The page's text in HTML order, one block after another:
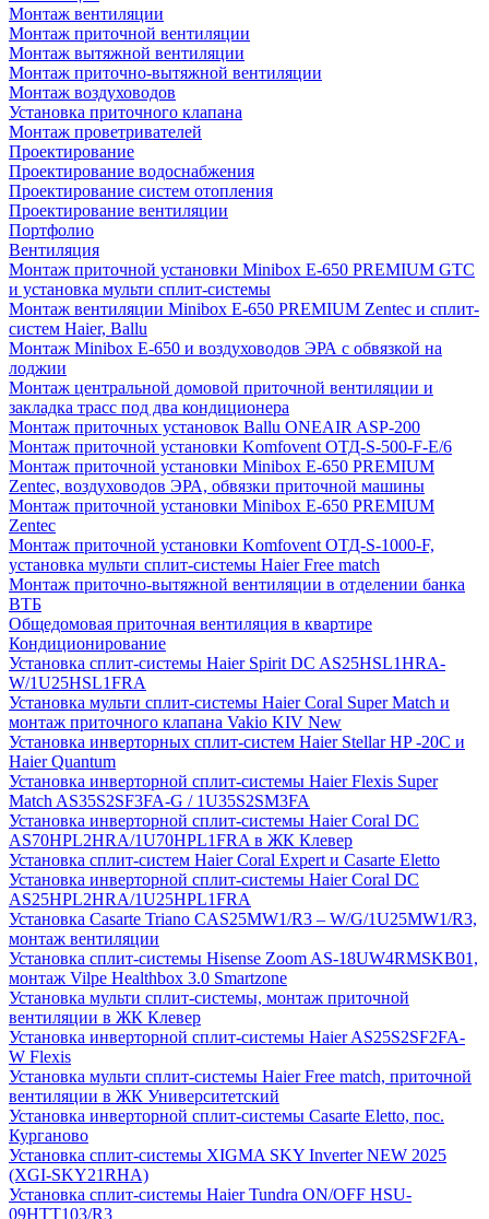
Монтаж вентиляции
Монтаж приточной вентиляции
Монтаж вытяжной вентиляции
Монтаж приточно-вытяжной вентиляции
Монтаж воздуховодов
Установка приточного клапана
Монтаж проветривателей
Проектирование
Проектирование водоснабжения
Проектирование систем отопления
Проектирование вентиляции
Портфолио
Вентиляция
Монтаж приточной установки Minibox E-650 PREMIUM GTC
и установка мульти сплит-системы
Монтаж вентиляции Minibox E-650 PREMIUM Zentec и сплит-
систем Haier, Ballu
Монтаж Minibox E-650 и воздуховодов ЭРА с обвязкой на
лоджии
Монтаж центральной домовой приточной вентиляции и
закладка трасс под два кондиционера
Монтаж приточных установок Ballu ONEAIR ASP-200
Монтаж приточной установки Komfovent ОТД-S-500-F-E/6
Монтаж приточной установки Minibox E-650 PREMIUM
Zentec, воздуховодов ЭРА, обвязки приточной машины
Монтаж приточной установки Minibox E-650 PREMIUM
Zentec
Монтаж приточной установки Komfovent ОТД-S-1000-F,
установка мульти сплит-системы Haier Free match
Монтаж приточно-вытяжной вентиляции в отделении банка
ВТБ
Общедомовая приточная вентиляция в квартире
Кондиционирование
Установка сплит-системы Haier Spirit DC AS25HSL1HRA-
W/1U25HSL1FRA
Установка мульти сплит-системы Haier Coral Super Match и
монтаж приточного клапана Vakio KIV New
Установка инверторных сплит-систем Haier Stellar HP -20С и
Haier Quantum
Установка инверторной сплит-системы Haier Flexis Super
Match AS35S2SF3FA-G / 1U35S2SM3FA
Установка инверторной сплит-системы Haier Coral DC
AS70HPL2HRA/1U70HPL1FRA в ЖК Клевер
Установка сплит-систем Haier Coral Expert и Casarte Eletto
Установка инверторной сплит-системы Haier Coral DC
AS25HPL2HRA/1U25HPL1FRA
Установка Casarte Triano CAS25MW1/R3 – W/G/1U25MW1/R3,
монтаж вентиляции
Установка сплит-системы Hisense Zoom AS-18UW4RMSKB01,
монтаж Vilpe Healthbox 3.0 Smartzone
Установка мульти сплит-системы, монтаж приточной
вентиляции в ЖК Клевер
Установка инверторной сплит-системы Haier AS25S2SF2FA-
W Flexis
Установка мульти сплит-системы Haier Free match, приточной
вентиляции в ЖК Университетский
Установка инверторной сплит-системы Casarte Eletto, пос.
Курганово
Установка сплит-системы XIGMA SKY Inverter NEW 2025
(XGI-SKY21RHA)
Установка сплит-системы Haier Tundra ON/OFF HSU-
09HTT103/R3